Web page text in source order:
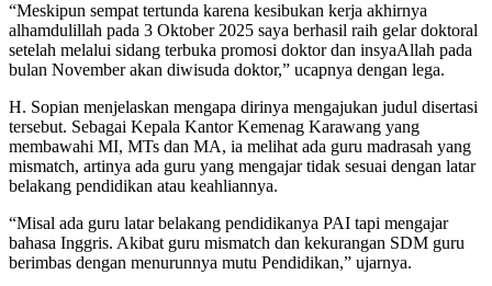
“Meskipun sempat tertunda karena kesibukan kerja akhirnya
alhamdulillah pada 3 Oktober 2025 saya berhasil raih gelar doktoral
setelah melalui sidang terbuka promosi doktor dan insyaAllah pada
bulan November akan diwisuda doktor,” ucapnya dengan lega.
H. Sopian menjelaskan mengapa dirinya mengajukan judul disertasi
tersebut. Sebagai Kepala Kantor Kemenag Karawang yang
membawahi MI, MTs dan MA, ia melihat ada guru madrasah yang
mismatch, artinya ada guru yang mengajar tidak sesuai dengan latar
belakang pendidikan atau keahliannya.
“Misal ada guru latar belakang pendidikanya PAI tapi mengajar
bahasa Inggris. Akibat guru mismatch dan kekurangan SDM guru
berimbas dengan menurunnya mutu Pendidikan,” ujarnya.